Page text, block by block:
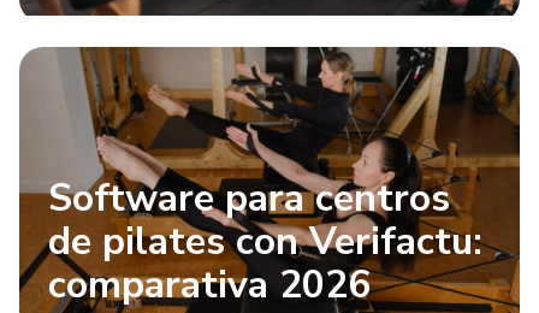
Software para centros
de pilates con Verifactu:
comparativa 2026